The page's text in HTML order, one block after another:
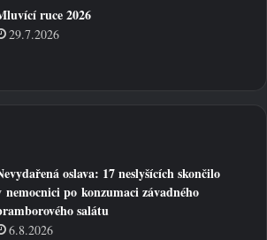
ruce 2026
29.7.2026
oslava: 17 neslyšících skončilo
nemocnici po konzumaci závadného
salátu
6.8.2026